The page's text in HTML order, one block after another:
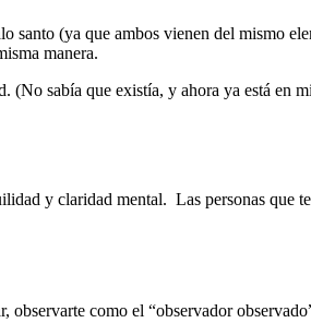
santo (ya que ambos vienen del mismo
manera.
(No sabía que existía, y ahora ya está en
y claridad mental. Las personas que
como el “observador